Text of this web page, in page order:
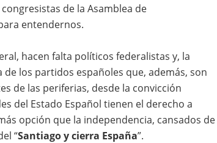
de la Asamblea de
entendernos.
hacen falta políticos federalistas y, la
los partidos españoles que, además, son
de las periferias, desde la convicción
del Estado Español tienen el derecho a
opción que la independencia, cansados de
“Santiago y cierra España”.